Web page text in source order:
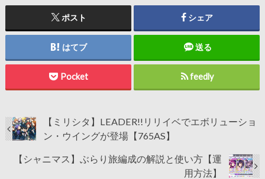
ポスト シェア
はてブ 送る
Pocket feedly
【ミリシタ】LEADER!!リリイベでエボリューショ
ン・ウイングが登場【765AS】
【シャニマス】ぶらり旅編成の解説と使い方【運
用方法】